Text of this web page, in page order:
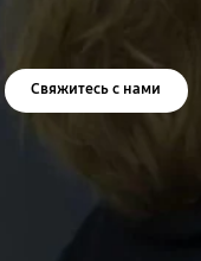
Свяжитесь с нами